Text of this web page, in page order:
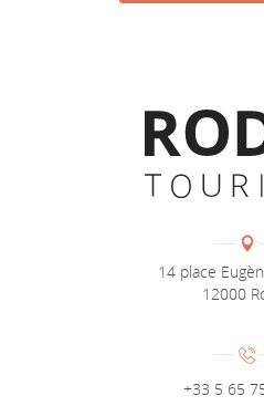
Informations pratiques
Coordonnées
14 place
12000
+33 5 65